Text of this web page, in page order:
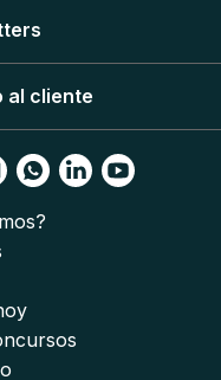
al cliente